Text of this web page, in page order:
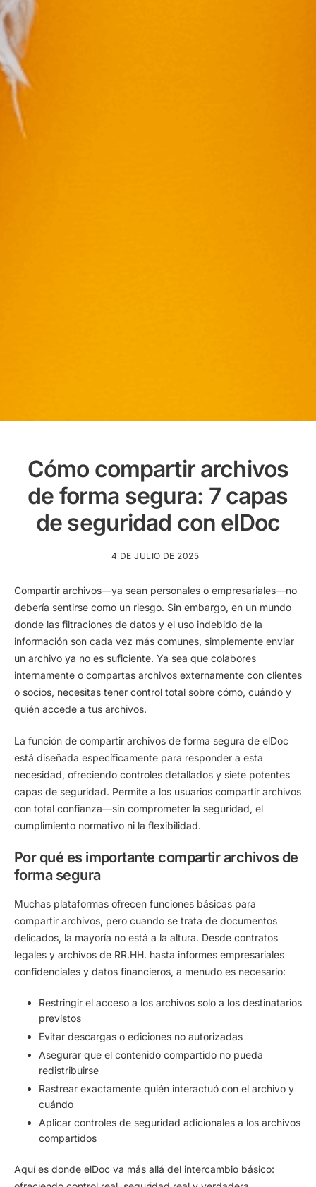
Cómo compartir archivos
de forma segura: 7 capas
de seguridad con elDoc
4 DE JULIO DE 2025
Compartir archivos—ya sean personales o empresariales—no
debería sentirse como un riesgo. Sin embargo, en un mundo
donde las filtraciones de datos y el uso indebido de la
información son cada vez más comunes, simplemente enviar
un archivo ya no es suficiente. Ya sea que colabores
internamente o compartas archivos externamente con clientes
o socios, necesitas tener control total sobre cómo, cuándo y
quién accede a tus archivos.
La función de compartir archivos de forma segura de elDoc
está diseñada específicamente para responder a esta
necesidad, ofreciendo controles detallados y siete potentes
capas de seguridad. Permite a los usuarios compartir archivos
con total confianza—sin comprometer la seguridad, el
cumplimiento normativo ni la flexibilidad.
Por qué es importante compartir archivos de
forma segura
Muchas plataformas ofrecen funciones básicas para
compartir archivos, pero cuando se trata de documentos
delicados, la mayoría no está a la altura. Desde contratos
legales y archivos de RR.HH. hasta informes empresariales
confidenciales y datos financieros, a menudo es necesario:
Restringir el acceso a los archivos solo a los destinatarios
previstos
Evitar descargas o ediciones no autorizadas
Asegurar que el contenido compartido no pueda
redistribuirse
Rastrear exactamente quién interactuó con el archivo y
cuándo
Aplicar controles de seguridad adicionales a los archivos
compartidos
Aquí es donde elDoc va más allá del intercambio básico: